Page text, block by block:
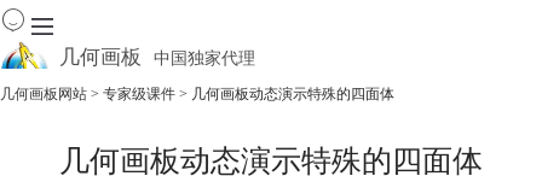
几何画板 中国独家代理
几何画板网站 > 专家级课件 > 几何画板动态演示特殊的四面体
几何画板动态演示特殊的四面体